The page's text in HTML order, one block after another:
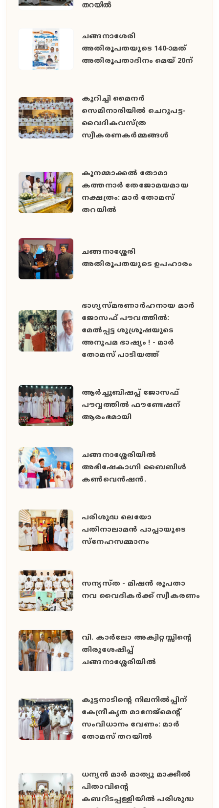
തറയിൽ
ചങ്ങനാശേരി
അതിരൂപതയുടെ 140-ാമത്
അതിരൂപതാദിനം മെയ് 20ന്
കുറിച്ചി മൈനർ
സെമിനാരിയിൽ ചെറുപട്ട-
വൈദികവസ്ത്ര
സ്വീകരണകർമ്മങ്ങൾ
കൂനമ്മാക്കൽ തോമാ
കത്തനാർ തേജോമയമായ
നക്ഷത്രം: മാർ തോമസ്
തറയിൽ
ചങ്ങനാശ്ശേരി
അതിരൂപതയുടെ ഉപഹാരം
ഭാഗ്യസ്മരണാർഹനായ മാർ
ജോസഫ് പൗവത്തിൽ:
മേൽപ്പട്ട ശുശ്രൂഷയുടെ
അനുപമ ഭാഷ്യം ! - മാർ
തോമസ് പാടിയത്ത്
ആർച്ചുബിഷപ്പ് ജോസഫ്
പൗവ്വത്തിൽ ഫൗണ്ടേഷന്
ആരംഭമായി
ചങ്ങനാശ്ശേരിയിൽ
അഭിഷേകാഗ്നി ബൈബിൾ
കൺവെൻഷൻ.
പരിശുദ്ധ ലെയോ
പതിനാലാമൻ പാപ്പായുടെ
സ്നേഹസമ്മാനം
സന്യസ്ത - മിഷൻ രൂപതാ
നവ വൈദികർക്ക് സ്വീകരണം
വി. കാർലോ അക്വിറ്റസ്സിന്റെ
തിരുശേഷിപ്പ്
ചങ്ങനാശ്ശേരിയിൽ
കുട്ടനാടിന്റെ നിലനിൽപ്പിന്
കേന്ദ്രീകൃത മാനേജ്മെന്റ്
സംവിധാനം വേണം: മാർ
തോമസ് തറയിൽ
ധന്യൻ മാർ മാത്യു മാക്കീൽ
പിതാവിൻ്റെ
കബറിടപ്പള്ളിയിൽ പരിശുദ്ധ